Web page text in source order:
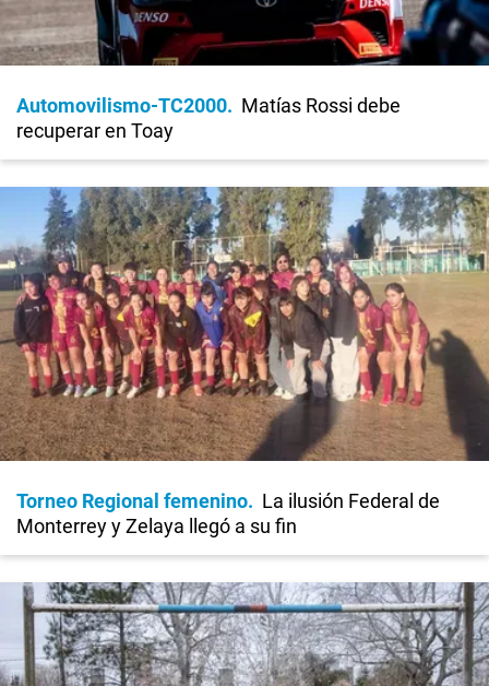
Automovilismo-TC2000
Matías Rossi debe
recuperar en Toay
Torneo Regional femenino
La ilusión Federal de
Monterrey y Zelaya llegó a su fin